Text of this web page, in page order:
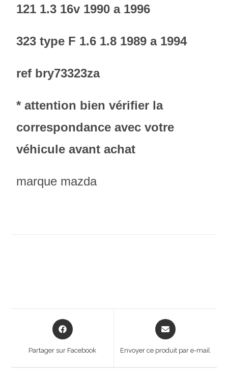
121 1.3 16v 1990 a 1996
323 type F 1.6 1.8 1989 a 1994
ref bry73323za
* attention bien vérifier la
correspondance avec votre
véhicule avant achat
marque mazda
Opens
in
Partager sur Facebook
Opens
in
new
Envoyer ce produit par e-mail